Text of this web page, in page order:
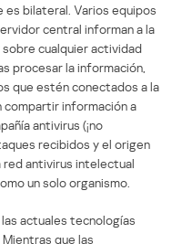
es bilateral. Varios equipos
central informan a la
cualquier actividad
procesar la información,
que estén conectados a la
compartir información a
antivirus (¡no
recibidos y el origen
red antivirus intelectual
un solo organismo.
actuales tecnologías
que las